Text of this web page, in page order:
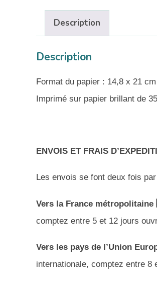
Description
Description
Format du papier : 14,8 x 21 cm
Imprimé sur papier brillant de
ENVOIS ET FRAIS
Les envois se font deux fois
Vers la France
comptez entre 5 et 12 jours
Vers les pays de l’Union
internationale, comptez entre